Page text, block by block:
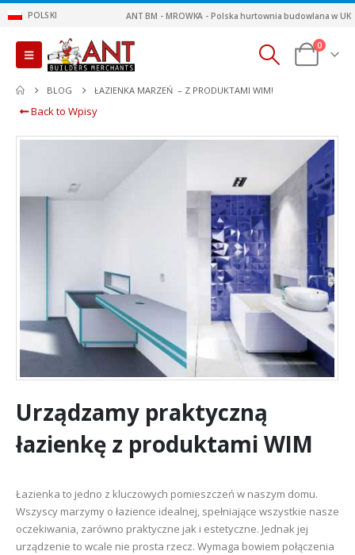
POLSKI ANT BM - MROWKA - Polska hurtownia budowlana w UK
0
BLOG ŁAZIENKA MARZEŃ – Z PRODUKTAMI WIM!
Back to Wpisy
Urządzamy praktyczną
łazienkę z produktami WIM
Łazienka to jedno z kluczowych pomieszczeń w naszym domu.
Wszyscy marzymy o łazience idealnej, spełniające wszystkie nasze
oczekiwania, zarówno praktyczne jak i estetyczne. Jednak jej
urządzenie to wcale nie prosta rzecz. Wymaga bowiem połączenia